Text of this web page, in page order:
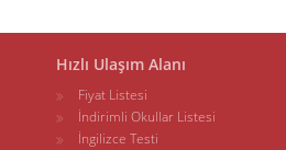
Hızlı Ulaşım Alanı
Fiyat Listesi
İndirimli Okullar Listesi
İngilizce Testi